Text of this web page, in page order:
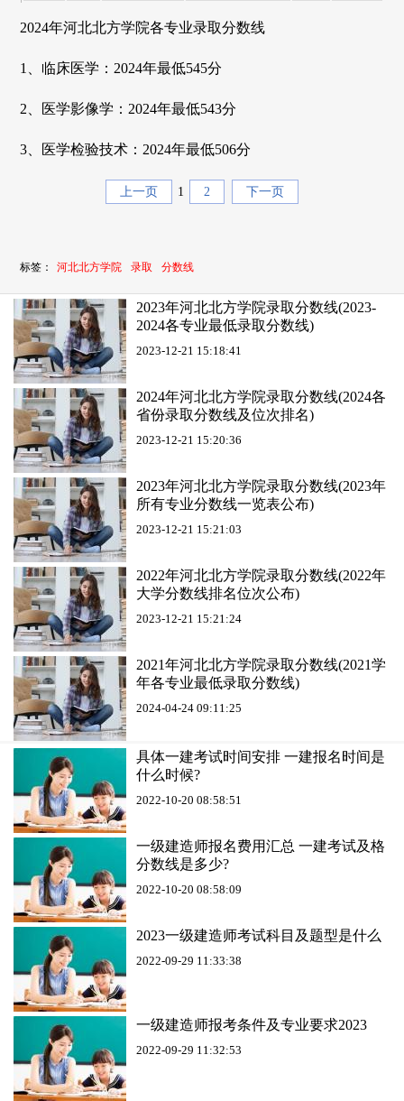
2024年河北北方学院各专业录取分数线
1、临床医学：2024年最低545分
2、医学影像学：2024年最低543分
3、医学检验技术：2024年最低506分
上一页 1 2 下一页
标签： 河北北方学院 录取 分数线
2023年河北北方学院录取分数线(2023-
2024各专业最低录取分数线)
2023-12-21 15:18:41
2024年河北北方学院录取分数线(2024各
省份录取分数线及位次排名)
2023-12-21 15:20:36
2023年河北北方学院录取分数线(2023年
所有专业分数线一览表公布)
2023-12-21 15:21:03
2022年河北北方学院录取分数线(2022年
大学分数线排名位次公布)
2023-12-21 15:21:24
2021年河北北方学院录取分数线(2021学
年各专业最低录取分数线)
2024-04-24 09:11:25
具体一建考试时间安排 一建报名时间是
什么时候?
2022-10-20 08:58:51
一级建造师报名费用汇总 一建考试及格
分数线是多少?
2022-10-20 08:58:09
2023一级建造师考试科目及题型是什么
2022-09-29 11:33:38
一级建造师报考条件及专业要求2023
2022-09-29 11:32:53